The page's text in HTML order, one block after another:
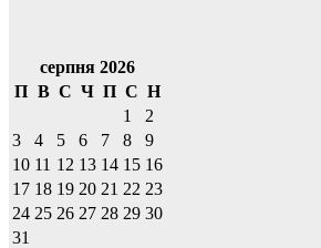
серпня 2026
П В С Ч П С Н
1
2
3
4 5 6 7 8
9
10 11 12 13 14 15 16
17 18 19 20 21 22 23
24 25 26 27 28 29 30
31